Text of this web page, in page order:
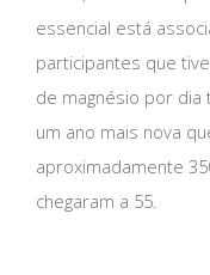
essencial está
participantes que
de magnésio por dia
um ano mais nova
aproximadamente
chegaram a 55.